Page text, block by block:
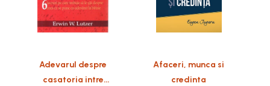
Adevarul despre
casatoria intre
Afaceri, munca si
credinta